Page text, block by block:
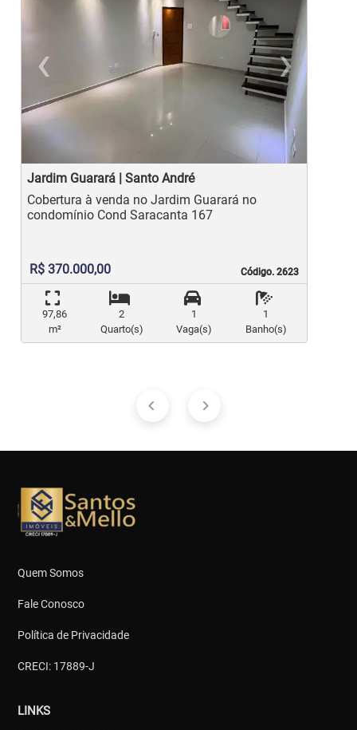
‹
Previous
›
Jardim Guarará | Santo André
Código. 2623
Código. 2623
Cobertura à venda no Jardim Guarará no
condomínio Cond Saracanta 167
R$ 370.000,00
97,86
m²
2
Quarto(s)
1
Vaga(s)
1
Banho(s)
Quem Somos
Fale Conosco
Política de Privacidade
CRECI: 17889-J
LINKS